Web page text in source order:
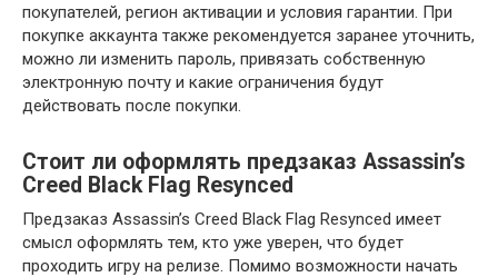
покупателей, регион активации и условия гарантии. При
покупке аккаунта также рекомендуется заранее уточнить,
можно ли изменить пароль, привязать собственную
электронную почту и какие ограничения будут
действовать после покупки.
Стоит ли оформлять предзаказ Assassin’s
Creed Black Flag Resynced
Предзаказ Assassin’s Creed Black Flag Resynced имеет
смысл оформлять тем, кто уже уверен, что будет
проходить игру на релизе. Помимо возможности начать